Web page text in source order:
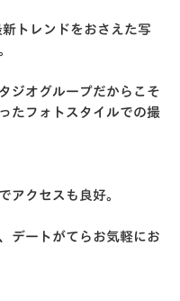
トレンドをおさえた写
ジオグループだからこそ
たフォトスタイルでの撮
アクセスも良好。
デートがてらお気軽にお